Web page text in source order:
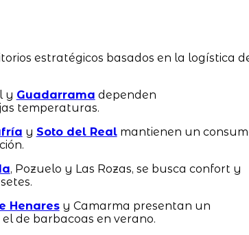
estratégicos basados en la logística
y Guadarrama dependen
temperaturas.
y Soto del Realmantienen un
, Pozuelo y Las Rozas, se busca confort y
Henaresy Camarma presentan un
de barbacoas en verano.